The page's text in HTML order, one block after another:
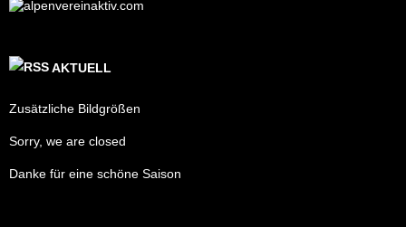
AKTUELL
Zusätzliche Bildgrößen
Sorry, we are closed
Danke für eine schöne Saison